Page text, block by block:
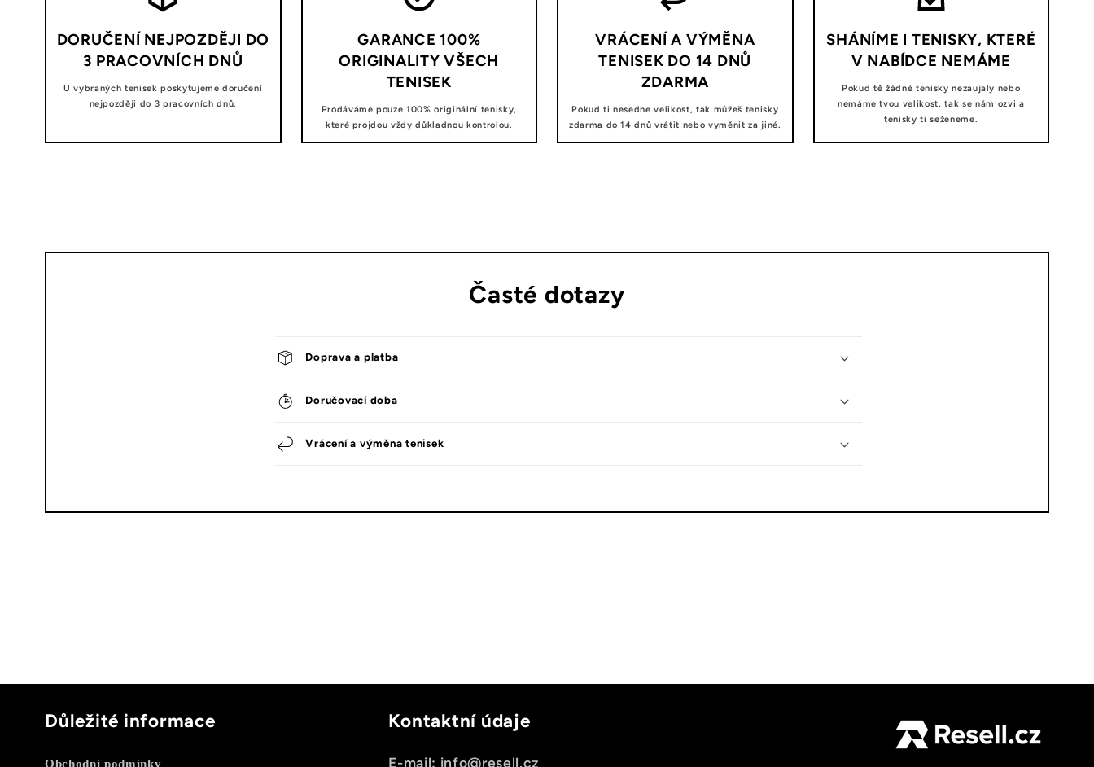
DORUČENÍ NEJPOZDĚJI DO
3 PRACOVNÍCH DNŮ
U vybraných tenisek poskytujeme doručení
nejpozději do 3 pracovních dnů.
GARANCE 100%
ORIGINALITY VŠECH
TENISEK
Prodáváme pouze 100% originální tenisky,
které projdou vždy důkladnou kontrolou.
VRÁCENÍ A VÝMĚNA
TENISEK DO 14 DNŮ
ZDARMA
Pokud ti nesedne velikost, tak můžeš tenisky
zdarma do 14 dnů vrátit nebo vyměnit za jiné.
SHÁNÍME I TENISKY, KTERÉ
V NABÍDCE NEMÁME
Pokud tě žádné tenisky nezaujaly nebo
nemáme tvou velikost, tak se nám ozvi a
tenisky ti seženeme.
Časté dotazy
Doprava a platba
Doručovací doba
Vrácení a výměna tenisek
Důležité informace
Obchodní podmínky
Kontaktní údaje
E-mail: info@resell.cz